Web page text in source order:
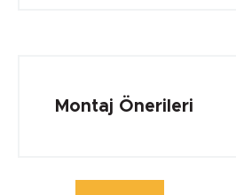
Çalışma Sıcaklığı max.
Montaj Önerileri